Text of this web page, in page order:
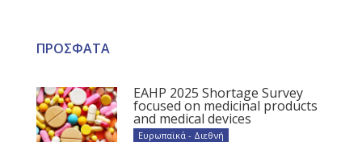
ΠΡΟΣΦΑΤΑ
EAHP 2025 Shortage Survey
focused on medicinal products
and medical devices
Ευρωπαϊκά - Διεθνή